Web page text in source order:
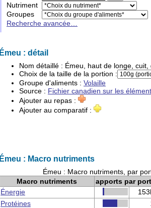
Nutriment
Groupes
Recherche avancée…
Émeu : détail
Nom détaillé : Émeu, haut de longe, cuit,
Choix de la taille de la portion :
Groupe d'aliments : Volaille
Source : Fichier canadien sur les
Ajouter au repas :
Ajouter au comparatif :
Émeu : Macro nutriments
Émeu : Macro nutriments, par
Macro nutriments
apports par
Énergie
Protéines